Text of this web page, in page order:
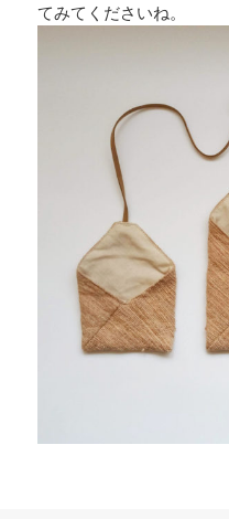
てみてくださいね。